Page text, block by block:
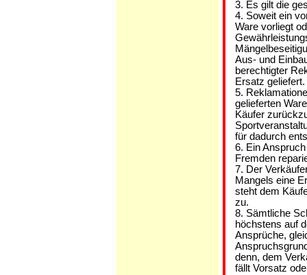
3. Es gilt die
4. Soweit ein
Ware vorliegt
Aus- und
berechtigter
Ersatz geliefert.
5.
gelieferten
Käufer
für dadurch
6. Ein
Fremden
7. Der
Mangels eine
steht dem
zu.
8. Sämtliche
höchstens auf
Ansprüche,
denn, dem
fällt Vorsatz